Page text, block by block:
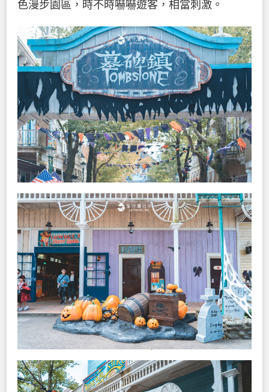
色漫步園區，時不時嚇嚇遊客，相當刺激。